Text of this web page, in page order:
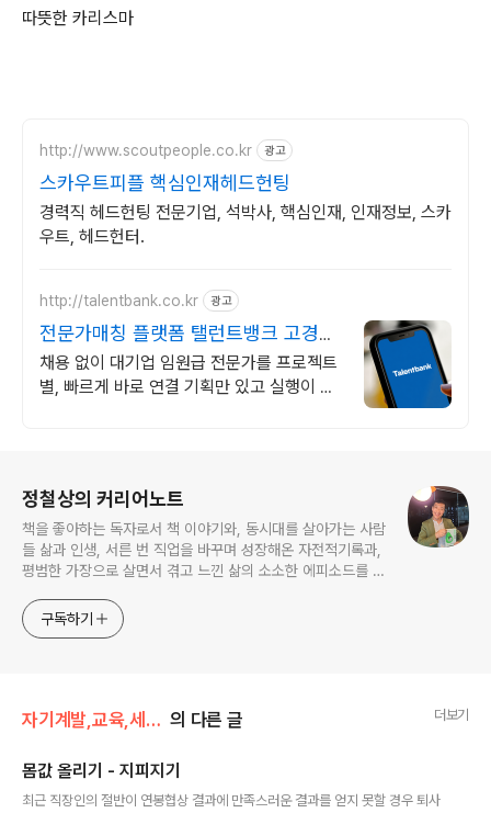
따뜻한 카리스마
http://www.scoutpeople.co.kr 광고
스카우트피플 핵심인재헤드헌팅
경력직 헤드헌팅 전문기업, 석박사, 핵심인재, 인재정보, 스카
우트, 헤드헌터.
http://talentbank.co.kr 광고
전문가매칭 플랫폼 탤런트뱅크 고경력
전문가 1.9만명보유
채용 없이 대기업 임원급 전문가를 프로젝트
별, 빠르게 바로 연결 기획만 있고 실행이 안
정철상의 커리어노트
책을 좋아하는 독자로서 책 이야기와, 동시대를 살아가는 사람
들 삶과 인생, 서른 번 직업을 바꾸며 성장해온 자전적기록과,
평범한 가장으로 살면서 겪고 느낀 삶의 소소한 에피소드를 전
고픈 커리어코치, 유튜브: 정교수의 인생수업
구독하기
자기계발,교육,세미나 의 다른 글 더보기
몸값 올리기 - 지피지기
최근 직장인의 절반이 연봉협상 결과에 만족스러운 결과를 얻지 못할 경우 퇴사